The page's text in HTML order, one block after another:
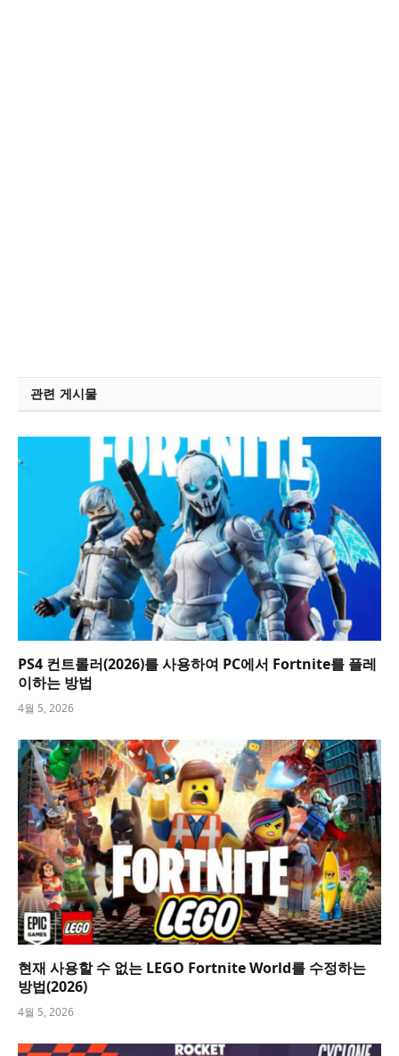
관련 게시물
PS4 컨트롤러(2026)를 사용하여 PC에서 Fortnite를 플레
이하는 방법
4월 5, 2026
현재 사용할 수 없는 LEGO Fortnite World를 수정하는
방법(2026)
4월 5, 2026